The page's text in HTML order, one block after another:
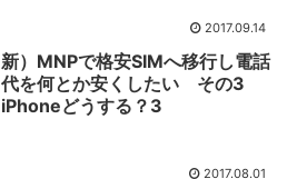
2017.09.14
新）MNPで格安SIMへ移行し電話
代を何とか安くしたい その3
iPhoneどうする？3
2017.08.01